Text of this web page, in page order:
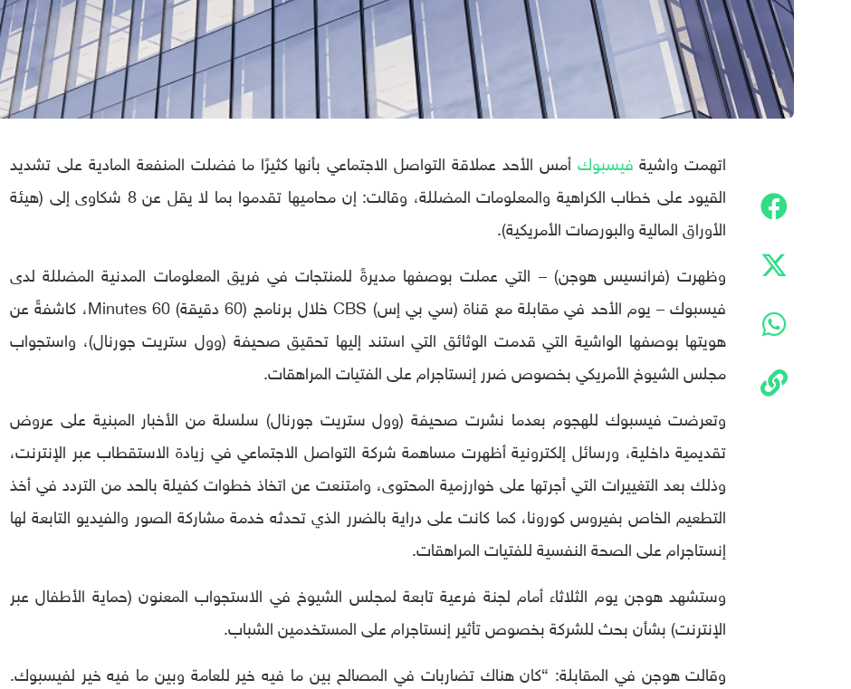
اتهمت واشية فيسبوك أمس الأحد عملاقة التواصل الاجتماعي بأنها كثيرًا ما فضلت المنفعة المادية على تشديد
القيود على خطاب الكراهية والمعلومات المضللة، وقالت: إن محاميها تقدموا بما لا يقل عن 8 شكاوى إلى (هيئة
الأوراق المالية والبورصات الأمريكية).
وظهرت (فرانسيس هوجن) – التي عملت بوصفها مديرةً للمنتجات في فريق المعلومات المدنية المضللة لدى
فيسبوك – يوم الأحد في مقابلة مع قناة (سي بي إس) CBS خلال برنامج (60 دقيقة) 60 Minutes، كاشفةً عن
هويتها بوصفها الواشية التي قدمت الوثائق التي استند إليها تحقيق صحيفة (وول ستريت جورنال)، واستجواب
مجلس الشيوخ الأمريكي بخصوص ضرر إنستاجرام على الفتيات المراهقات.
وتعرضت فيسبوك للهجوم بعدما نشرت صحيفة (وول ستريت جورنال) سلسلة من الأخبار المبنية على عروض
تقديمية داخلية، ورسائل إلكترونية أظهرت مساهمة شركة التواصل الاجتماعي في زيادة الاستقطاب عبر الإنترنت،
وذلك بعد التغييرات التي أجرتها على خوارزمية المحتوى، وامتنعت عن اتخاذ خطوات كفيلة بالحد من التردد في أخذ
التطعيم الخاص بفيروس كورونا، كما كانت على دراية بالضرر الذي تحدثه خدمة مشاركة الصور والفيديو التابعة لها
إنستاجرام على الصحة النفسية للفتيات المراهقات.
وستشهد هوجن يوم الثلاثاء أمام لجنة فرعية تابعة لمجلس الشيوخ في الاستجواب المعنون (حماية الأطفال عبر
الإنترنت) بشأن بحث للشركة بخصوص تأثير إنستاجرام على المستخدمين الشباب.
وقالت هوجن في المقابلة: “كان هناك تضاربات في المصالح بين ما فيه خير للعامة وبين ما فيه خير لفيسبوك.